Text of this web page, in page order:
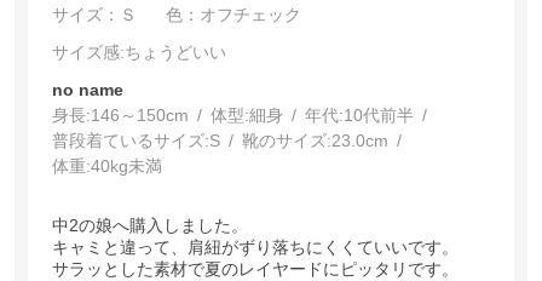
サイズ：Ｓ
色：オフチェック
サイズ感:ちょうどいい
no name
身長:146～150cm 体型:細身 年代:10代前半
普段着ているサイズ:S 靴のサイズ:23.0cm
体重:40kg未満
中2の娘へ購入しました。
キャミと違って、肩紐がずり落ちにくくていいです。
サラッとした素材で夏のレイヤードにピッタリです。